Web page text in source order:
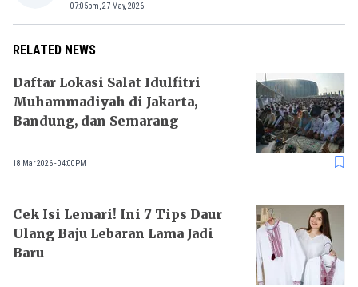
07:05pm, 27 May, 2026
RELATED NEWS
Daftar Lokasi Salat Idulfitri
Muhammadiyah di Jakarta,
Bandung, dan Semarang
18 Mar 2026 - 04:00PM
Cek Isi Lemari! Ini 7 Tips Daur
Ulang Baju Lebaran Lama Jadi
Baru